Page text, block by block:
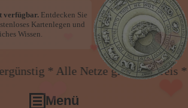
❤ ❤
verfügbar.Entdecken Sie
Kartenlegen und
Wissen.
Alle Netze gleicher Preis * Handy
Menü